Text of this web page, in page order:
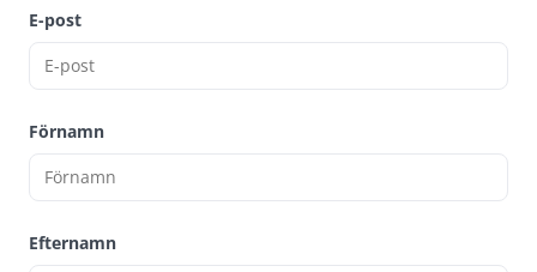
E-post
Förnamn
Efternamn